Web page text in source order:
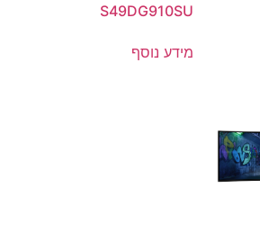
S49DG910SU
מידע נוסף